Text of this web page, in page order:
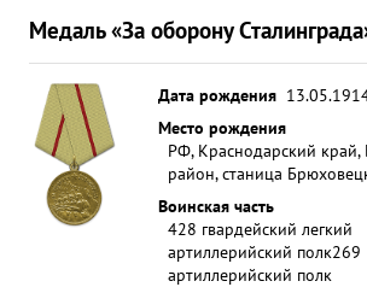
Медаль «За оборону
Дата рождения
Место рождения
РФ, Краснодарский
район, станица
Воинская часть
428 гвардейский легкий
артиллерийский полк269
артиллерийский полк